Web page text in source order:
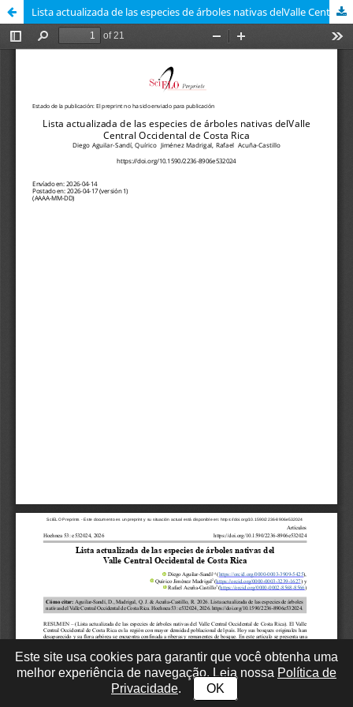
Lista actualizada de las especies de árboles nativas delValle Central Occidental de Costa Rica
Este site usa cookies para garantir que você obtenha uma
melhor experiência de navegação. Leia nossa Política de
Privacidade. OK